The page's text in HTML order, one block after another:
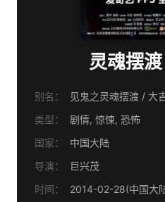
灵魂摆
别名：
见鬼之灵魂摆渡 / 大
类型：
剧情, 惊悚, 恐怖
国家：
中国大陆
导演：
巨兴茂
时间：
2014-02-28(中国大